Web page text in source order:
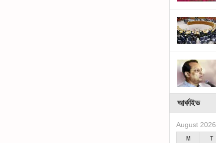
আর্কাইভ
August 2026
M
T